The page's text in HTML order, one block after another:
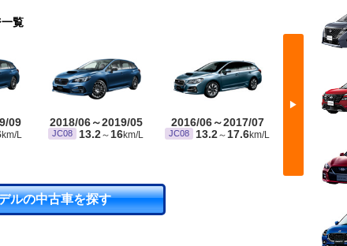
覧
▶
09
km/L
2018/06～2019/05
JC08 13.2～16km/L
2016/06～2017/07
JC08 13.2～17.6km/L
ルの中古車を探す